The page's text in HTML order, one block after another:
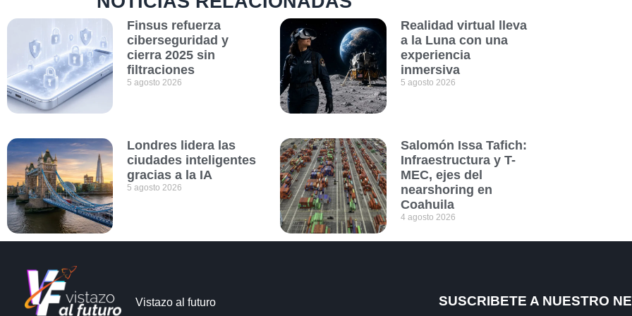
Finsus refuerza
ciberseguridad y
cierra 2025 sin
filtraciones
5 agosto 2026
Realidad virtual lleva
a la Luna con una
experiencia
inmersiva
5 agosto 2026
Londres lidera las
ciudades inteligentes
gracias a la IA
5 agosto 2026
Salomón Issa Tafich:
Infraestructura y T-
MEC, ejes del
nearshoring en
Coahuila
4 agosto 2026
Vistazo al futuro SUSCRIBETE A NUESTRO